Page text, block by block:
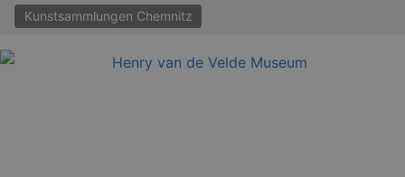
Kunstsammlungen Chemnitz